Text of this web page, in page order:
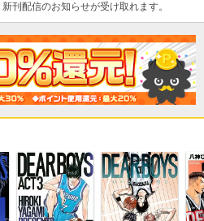
刊配信のお知らせが受け取れます。